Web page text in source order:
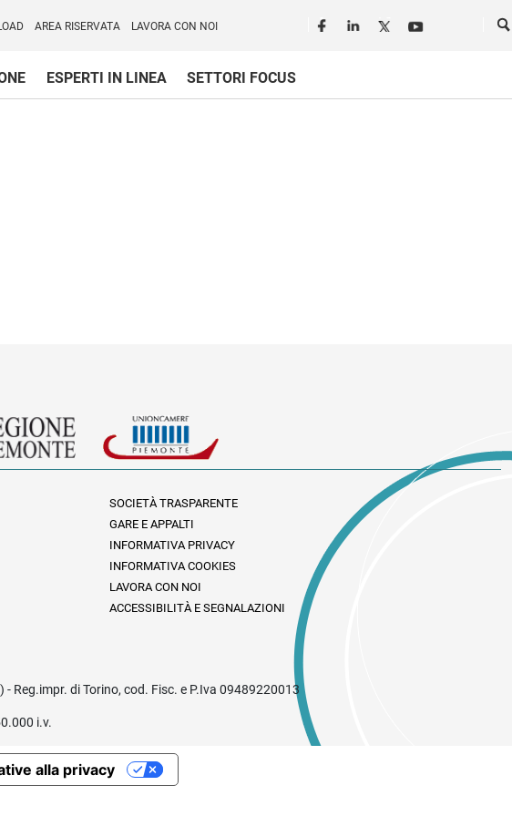
AREA RISERVATA LAVORA CON NOI Seguici in rete
ESPERTI IN LINEA
SETTORI FOCUS
SOCIETÀ TRASPARENTE
GARE E APPALTI
INFORMATIVA PRIVACY
INFORMATIVA COOKIES
LAVORA CON NOI
ACCESSIBILITÀ E SEGNALAZIONI
Reg.impr. di Torino, cod. Fisc. e P.Iva 09489220013
i.v.
alla privacy